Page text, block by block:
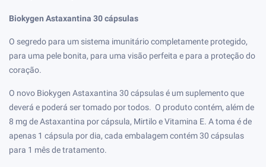
Biokygen Astaxantina 30 cápsulas
O segredo para um sistema imunitário completamente protegido,
para uma pele bonita, para uma visão perfeita e para a proteção do
coração.
O novo Biokygen Astaxantina 30 cápsulas é um suplemento que
deverá e poderá ser tomado por todos. O produto contém, além de
8 mg de Astaxantina por cápsula, Mirtilo e Vitamina E. A toma é de
apenas 1 cápsula por dia, cada embalagem contém 30 cápsulas
para 1 mês de tratamento.